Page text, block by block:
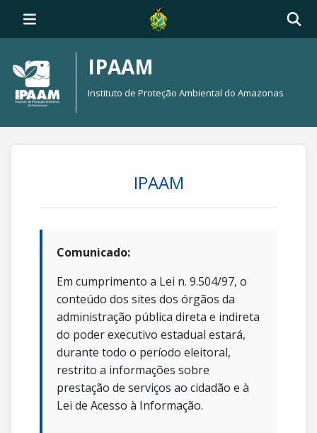
IPAAM
Instituto de Proteção Ambiental do Amazonas
IPAAM
Comunicado:
Em cumprimento a Lei n. 9.504/97, o
conteúdo dos sites dos órgãos da
administração pública direta e indireta
do poder executivo estadual estará,
durante todo o período eleitoral,
restrito a informações sobre
prestação de serviços ao cidadão e à
Lei de Acesso à Informação.